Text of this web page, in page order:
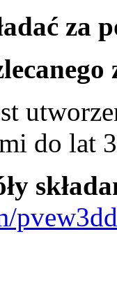
za
do lat